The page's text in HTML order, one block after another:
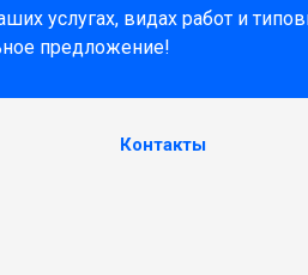
услугах, видах работ и
предложение!
Контакты